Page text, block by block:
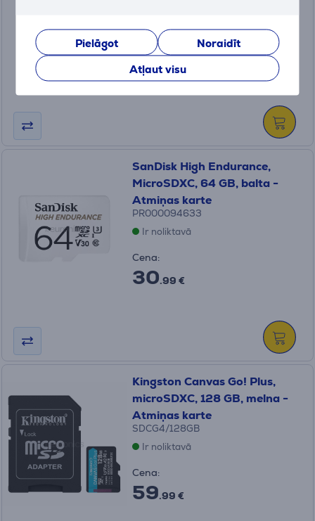
Pielāgot
Noraidīt
Atļaut visu
Cena:
119.99 €
10 mēneši 13 €
SanDisk High Endurance,
MicroSDXC, 64 GB, balta -
Atmiņas karte
PR000094633
Ir noliktavā
Cena:
30.99 €
Kingston Canvas Go! Plus,
microSDXC, 128 GB, melna -
Atmiņas karte
SDCG4/128GB
Ir noliktavā
Cena:
59.99 €